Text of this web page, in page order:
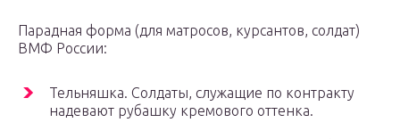
Парадная форма (для матросов, курсантов, солдат)
ВМФ России:
Тельняшка. Солдаты, служащие по контракту
надевают рубашку кремового оттенка.